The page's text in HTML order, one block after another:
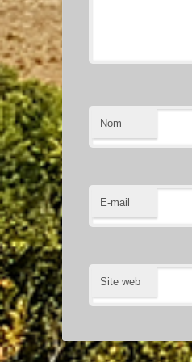
Nom
E-mail
Site web